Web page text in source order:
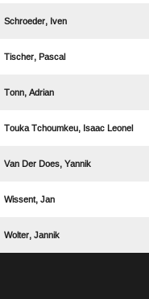
 
 
 
   
   
 
 